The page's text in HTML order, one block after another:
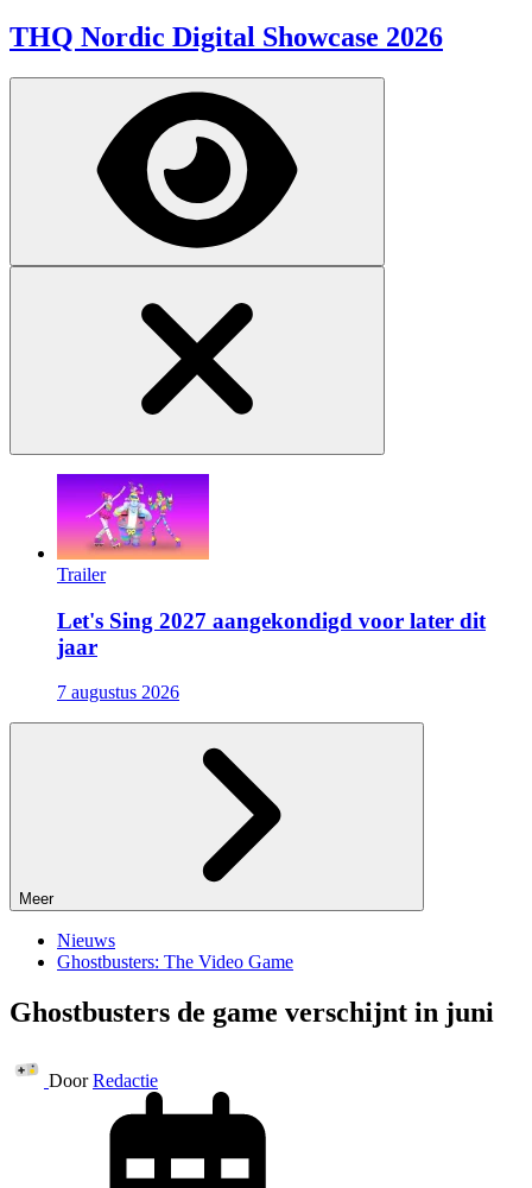
THQ Nordic Digital Showcase 2026
Trailer
Let's Sing 2027 aangekondigd voor later dit
jaar
7 augustus 2026
Meer
Nieuws
Ghostbusters: The Video Game
Ghostbusters de game verschijnt in juni
Door Redactie